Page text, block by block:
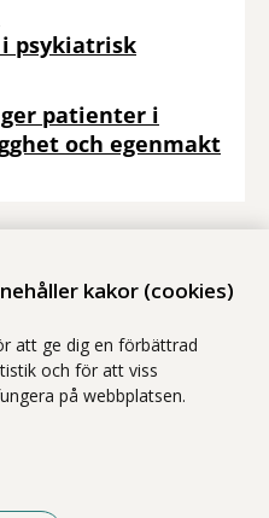
kakor (cookies)
att ge dig en förbättrad
och för att viss
på webbplatsen.
psykiatrisk
patienter i
och egenmakt